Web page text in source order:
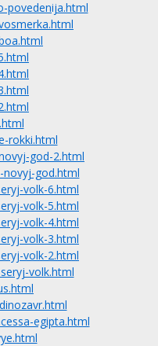
povedenija.html
rokki.html
god-2.html
novyj-god.html
volk-6.html
volk-5.html
volk-4.html
volk-3.html
volk-2.html
volk.html
egipta.html